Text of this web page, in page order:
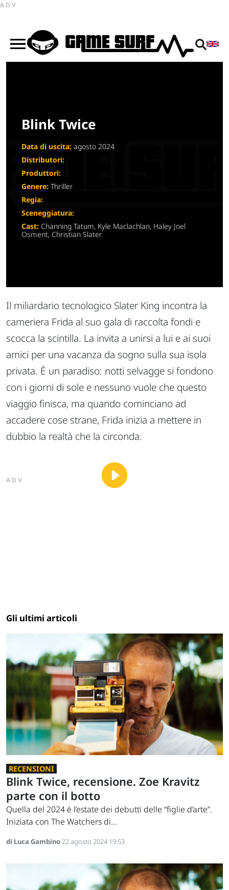
ADV
Blink Twice
Data di uscita: agosto 2024
Distributori:
Produttori:
Genere: Thriller
Regia:
Sceneggiatura:
Cast: Channing Tatum, Kyle Maclachlan, Haley Joel
Osment, Christian Slater
Il miliardario tecnologico Slater King incontra la
cameriera Frida al suo gala di raccolta fondi e
scocca la scintilla. La invita a unirsi a lui e ai suoi
amici per una vacanza da sogno sulla sua isola
privata. È un paradiso: notti selvagge si fondono
con i giorni di sole e nessuno vuole che questo
viaggio finisca, ma quando cominciano ad
accadere cose strane, Frida inizia a mettere in
dubbio la realtà che la circonda.
ADV
Gli ultimi articoli
RECENSIONI
Blink Twice, recensione. Zoe Kravitz
parte con il botto
Quella del 2024 è l’estate dei debutti delle “figlie d’arte”.
Iniziata con The Watchers di...
di Luca Gambino22 agosto 2024 19:53